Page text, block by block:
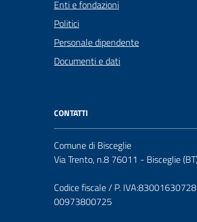
Enti e fondazioni
Politici
Personale dipendente
Documenti e dati
CONTATTI
Comune di Bisceglie
Via Trento, n.8 76011 - Bisceglie
Codice fiscale / P.
00973800725